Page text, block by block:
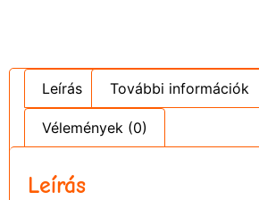
Leírás További információk
Vélemények (0)
Leírás